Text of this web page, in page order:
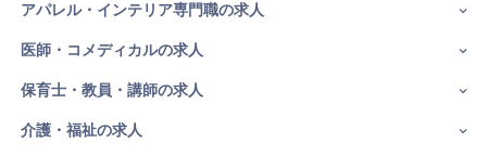
アパレル・インテリア専門職の求人
医師・コメディカルの求人
保育士・教員・講師の求人
介護・福祉の求人